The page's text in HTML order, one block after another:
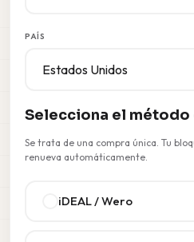
PAÍS
Selecciona el método
Se trata de una compra única. Tu
renueva automáticamente.
iDEAL / Wero